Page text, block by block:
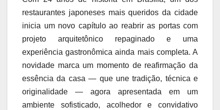
restaurantes japoneses mais queridos da cidade
inicia um novo capítulo ao reabrir as portas com
projeto arquitetônico repaginado e uma
experiência gastronômica ainda mais completa. A
novidade marca um momento de reafirmação da
essência da casa — que une tradição, técnica e
originalidade — agora apresentada em um
ambiente sofisticado, acolhedor e convidativo